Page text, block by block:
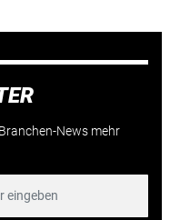
News mehr